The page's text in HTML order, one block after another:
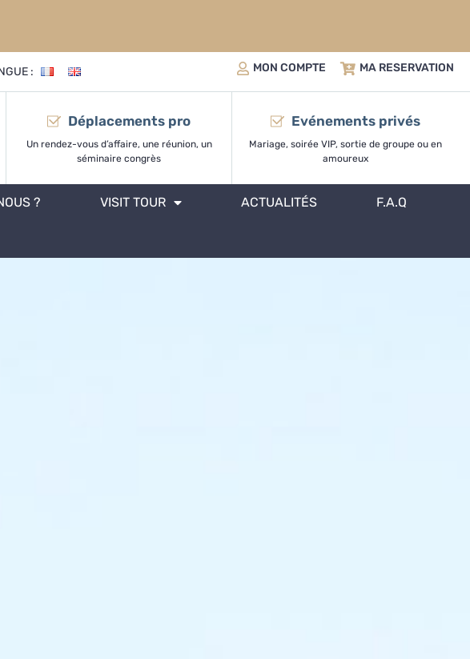
: MON COMPTE MA RESERVATION
Déplacements pro
Un rendez-vous d’affaire, une réunion, un
séminaire congrès
Evénements privés
Mariage, soirée VIP, sortie de groupe ou en
amoureux
? VISIT TOUR ACTUALITÉS F.A.Q